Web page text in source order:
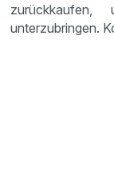
unterzubringen.